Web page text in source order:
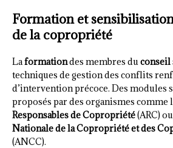
Formation et
de la copropriété
Laformationdes membres duconseil
techniques de gestion des conflits
d’intervention précoce. Des modules
proposés par des organismes comme
Responsables de Copropriété(ARC)
Nationale de la Copropriété et des
(ANCC).